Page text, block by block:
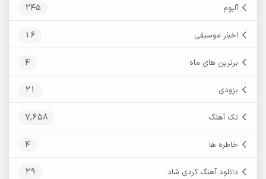
آلبوم 245
اخبار موسیقی 16
برترین های ماه 4
بزودی 21
تک آهنگ 7,658
خاطره ها 4
دانلود آهنگ کردی شاد 29